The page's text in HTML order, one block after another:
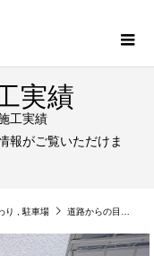
実績
工実績
報がご覧いただけま
り 駐車場 道路からの目隠しのタイル貼塀と駐車場の拡張の施工事例